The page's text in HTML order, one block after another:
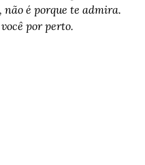
é porque te admira.
por perto.